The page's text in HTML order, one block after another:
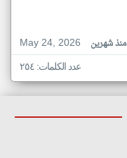
May 24, 2026
منذ شهرين
عدد الكلمات: ٢٥٤